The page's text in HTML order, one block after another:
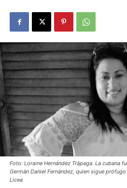
Foto: Loraine Hernández Trápaga. La cubana
Germán Daniel Fernández, quien sigue
Licea